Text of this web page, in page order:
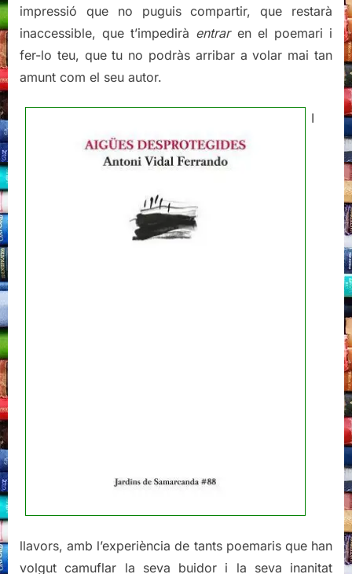
impressió que no puguis compartir, que restarà
inaccessible, que t’impedirà entraren el poemari i
fer-lo teu, que tu no podràs arribar a volar mai tan
amunt com el seu autor.
I
llavors, amb l’experiència de tants poemaris que han
volgut camuflar la seva buidor i la seva inanitat